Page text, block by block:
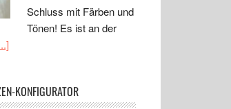
Schluss mit Färben und
Tönen! Es ist an der
KONFIGURATOR